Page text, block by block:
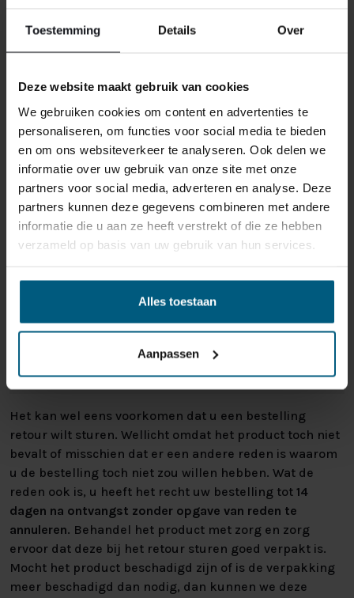
Toestemming Details Over
Deze website maakt gebruik van cookies
We gebruiken cookies om content en advertenties te
personaliseren, om functies voor social media te bieden
en om ons websiteverkeer te analyseren. Ook delen we
informatie over uw gebruik van onze site met onze
partners voor social media, adverteren en analyse. Deze
partners kunnen deze gegevens combineren met andere
informatie die u aan ze heeft verstrekt of die ze hebben
verzameld op basis van uw gebruik van hun services.
Alles toestaan
Aanpassen
ONS RETOURBELEID
matrassen, bedbodems, topmatrassen en
boxspringsets vallen NIET onder de retour
regels en kunnen niet door ons retour
worden genomen.
Het kan wel eens voorkomen dat u een bestelling
retour wilt sturen. Wellicht omdat het product toch niet
bevalt of misschien dat er een andere reden is waarom
u de bestelling toch niet zou willen hebben. Wat de
reden ook is, u heeft het recht uw bestelling tot 14
dagen na ontvangst zonder opgave van reden te
annuleren. Behandel het product met zorg en zorg
ervoor dat deze bij het retour sturen goed verpakt is.
Mocht het product beschadigd zijn of is de verpakking
meer beschadigd dan nodig, dan kunnen we deze